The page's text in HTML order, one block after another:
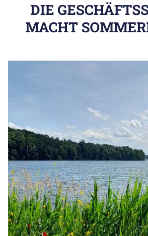
SPORTVERBAND
FACHVERBÄNDE
GESCHÄFTSTELLE
ANSPRECHPARTNER
ZUSCHÜSSE
SATZUNG & ORDNUNG
RICHTLINIEN
SPORTARTEN
DIE
MACHT